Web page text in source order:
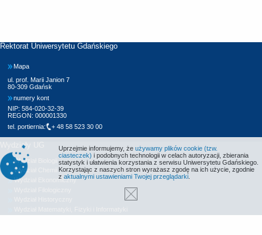
Rektorat Uniwersytetu Gdańskiego
Mapa
ul. prof. Marii Janion 7
80-309 Gdańsk
numery kont
NIP: 584-020-32-39
REGON: 000001330
tel. portiernia:
+ 48 58 523 30 00
Wydziały UG
Wydział Biologii
Wydział Chemii
Wydział Ekonomiczny
Uprzejmie informujemy, że używamy plików cookie (tzw.
ciasteczek) i podobnych technologii w celach autoryzacji, zbierania
statystyk i ułatwienia korzystania z serwisu Uniwersytetu Gdańskiego.
Korzystając z naszych stron wyrażasz zgodę na ich użycie, zgodnie
z aktualnymi ustawieniami Twojej przeglądarki